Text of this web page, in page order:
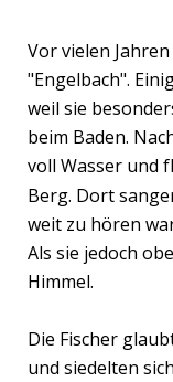
Vor vielen
"Engelbach".
weil sie
beim Baden.
voll Wasser und
Berg. Dort
weit zu hören
Als sie jedoch
Himmel.
Die Fischer
und siedelten